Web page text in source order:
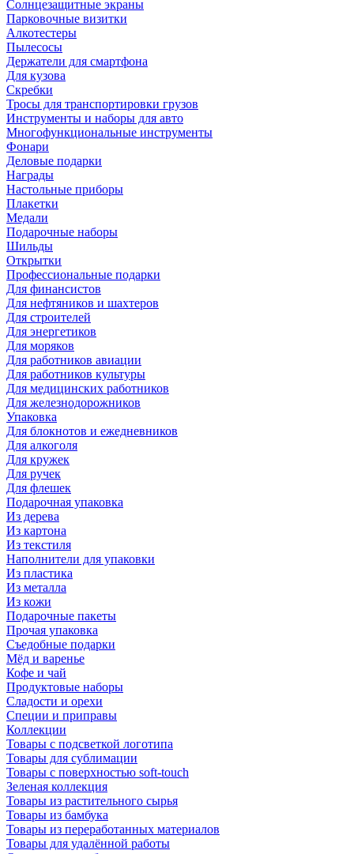
Солнцезащитные экраны
Парковочные визитки
Алкотестеры
Пылесосы
Держатели для смартфона
Для кузова
Скребки
Тросы для транспортировки грузов
Инструменты и наборы для авто
Многофункциональные инструменты
Фонари
Деловые подарки
Награды
Настольные приборы
Плакетки
Медали
Подарочные наборы
Шильды
Открытки
Профессиональные подарки
Для финансистов
Для нефтяников и шахтеров
Для строителей
Для энергетиков
Для моряков
Для работников авиации
Для работников культуры
Для медицинских работников
Для железнодорожников
Упаковка
Для блокнотов и ежедневников
Для алкоголя
Для кружек
Для ручек
Для флешек
Подарочная упаковка
Из дерева
Из картона
Из текстиля
Наполнители для упаковки
Из пластика
Из металла
Из кожи
Подарочные пакеты
Прочая упаковка
Съедобные подарки
Мёд и варенье
Кофе и чай
Продуктовые наборы
Сладости и орехи
Специи и приправы
Коллекции
Товары с подсветкой логотипа
Товары для сублимации
Товары с поверхностью soft-touch
Зеленая коллекция
Товары из растительного сырья
Товары из бамбука
Товары из переработанных материалов
Товары для удалённой работы